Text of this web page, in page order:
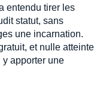
entendu tirer les
statut, sans
une incarnation.
et nulle atteinte
apporter une